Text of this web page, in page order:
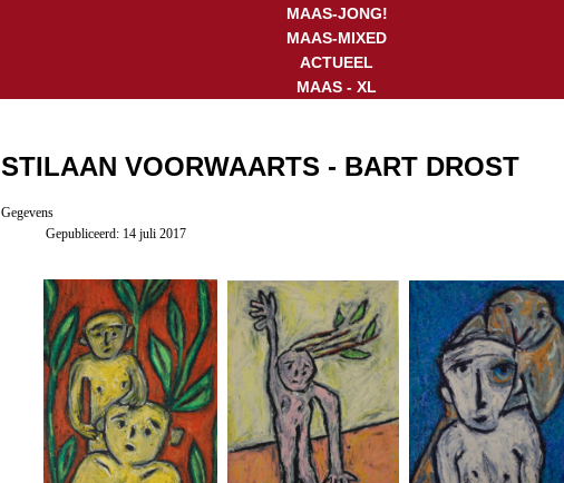
MAAS-JONG!
MAAS-MIXED
ACTUEEL
MAAS - XL
STILAAN VOORWAARTS - BART DROST
Gegevens
Gepubliceerd: 14 juli 2017